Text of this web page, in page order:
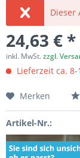
Dieser
24,63 € *
inkl. MwSt.zzgl.
Lieferzeit ca. 8-
Merken
Artikel-Nr.: